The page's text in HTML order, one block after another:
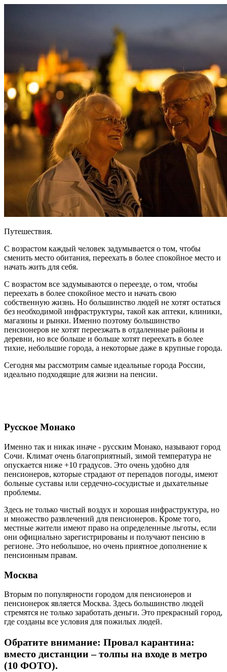
Путешествия.
С возрастом каждый человек задумывается о том, чтобы
сменить место обитания, переехать в более спокойное место и
начать жить для себя.
С возрастом все задумываются о переезде, о том, чтобы
переехать в более спокойное место и начать свою
собственную жизнь. Но большинство людей не хотят остаться
без необходимой инфраструктуры, такой как аптеки, клиники,
магазины и рынки. Именно поэтому большинство
пенсионеров не хотят переезжать в отдаленные районы и
деревни, но все больше и больше хотят переехать в более
тихие, небольшие города, а некоторые даже в крупные города.
Сегодня мы рассмотрим самые идеальные города России,
идеально подходящие для жизни на пенсии.
Русское Монако
Именно так и никак иначе - русским Монако, называют город
Сочи. Климат очень благоприятный, зимой температура не
опускается ниже +10 градусов. Это очень удобно для
пенсионеров, которые страдают от перепадов погоды, имеют
больные суставы или сердечно-сосудистые и дыхательные
проблемы.
Здесь не только чистый воздух и хорошая инфраструктура, но
и множество развлечений для пенсионеров. Кроме того,
местные жители имеют право на определенные льготы, если
они официально зарегистрированы и получают пенсию в
регионе. Это небольшое, но очень приятное дополнение к
пенсионным правам.
Москва
Вторым по популярности городом для пенсионеров и
пенсионерок является Москва. Здесь большинство людей
стремятся не только заработать деньги. Это прекрасный город,
где созданы все условия для пожилых людей.
Обратите внимание: Провал карантина:
вместо дистанции – толпы на входе в метро
(10 ФОТО).